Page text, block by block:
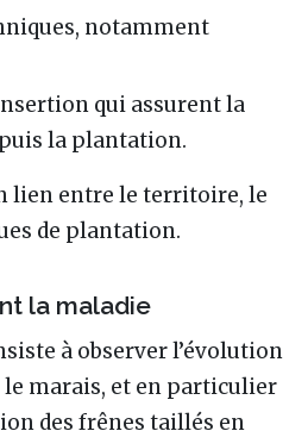
notamment
qui assurent la
la plantation.
lien entre le territoire, le
de plantation.
la maladie
à observer l’évolution
le marais, et en particulier
des frênes taillés en